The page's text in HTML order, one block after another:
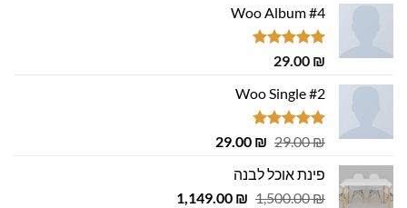
Woo Album #4
דורג5.00
29.00 ₪
Woo Single #2
דורג4.75
29.00₪
המחיר
היה:
29.00 ₪.
29.00 ₪
המחיר
29.00 ₪.
פינת אוכל לבנה
1,500.00₪
המחיר
1,149.00 ₪
המחיר